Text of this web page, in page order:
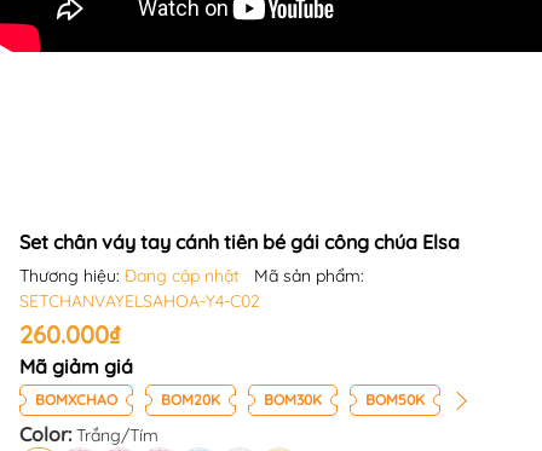
Set chân váy tay cánh tiên bé gái công chúa Elsa
Thương hiệu: Đang cập nhật
Mã sản phẩm:
SETCHANVAYELSAHOA-Y4-C02
260.000₫
Mã giảm giá
BOMXCHAO BOM20K BOM30K BOM50K
Color:Trắng/Tím